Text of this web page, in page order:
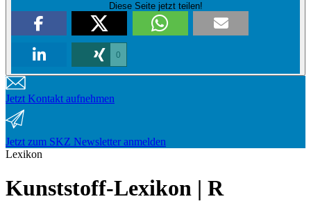
Diese Seite jetzt teilen!
0
Jetzt Kontakt aufnehmen
Jetzt zum SKZ Newsletter anmelden
Lexikon
Kunststoff-Lexikon | R